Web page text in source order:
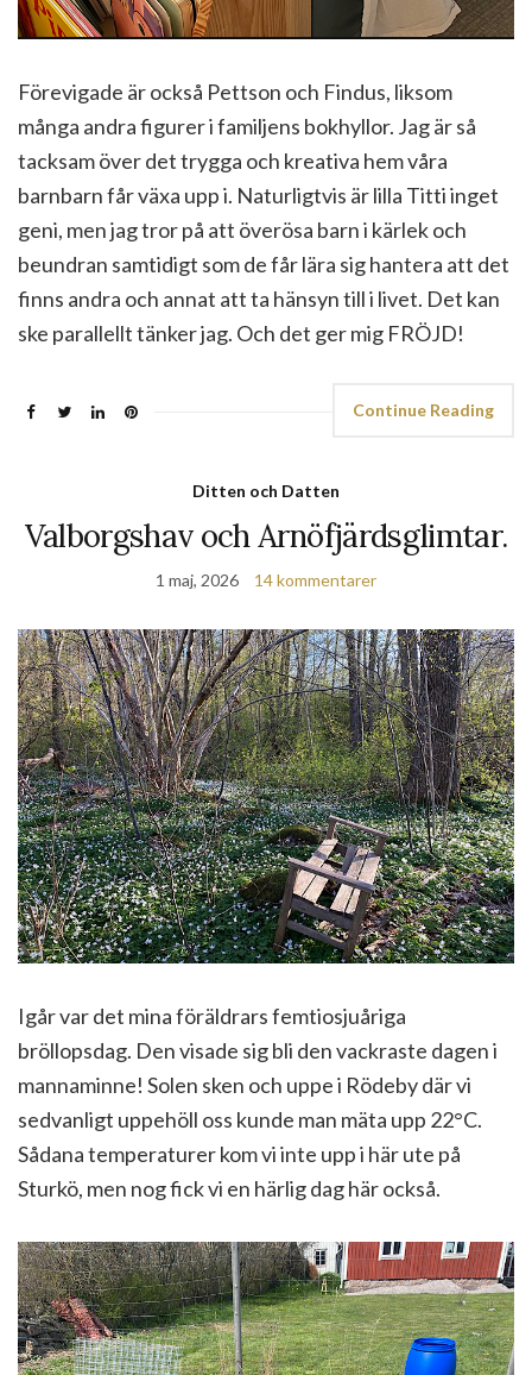
Förevigade är också Pettson och Findus, liksom
många andra figurer i familjens bokhyllor. Jag är så
tacksam över det trygga och kreativa hem våra
barnbarn får växa upp i. Naturligtvis är lilla Titti inget
geni, men jag tror på att överösa barn i kärlek och
beundran samtidigt som de får lära sig hantera att det
finns andra och annat att ta hänsyn till i livet. Det kan
ske parallellt tänker jag. Och det ger mig FRÖJD!
Continue Reading
Ditten och Datten
Valborgshav och Arnöfjärdsglimtar.
1 maj, 2026 14 kommentarer
Igår var det mina föräldrars femtiosjuåriga
bröllopsdag. Den visade sig bli den vackraste dagen i
mannaminne! Solen sken och uppe i Rödeby där vi
sedvanligt uppehöll oss kunde man mäta upp 22°C.
Sådana temperaturer kom vi inte upp i här ute på
Sturkö, men nog fick vi en härlig dag här också.